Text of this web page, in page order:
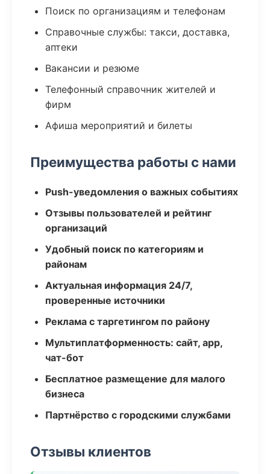
Поиск по организациям и телефонам
Справочные службы: такси, доставка,
аптеки
Вакансии и резюме
Телефонный справочник жителей и
фирм
Афиша мероприятий и билеты
Преимущества работы с нами
Push-уведомления о важных событиях
Отзывы пользователей и рейтинг
организаций
Удобный поиск по категориям и
районам
Актуальная информация 24/7,
проверенные источники
Реклама с таргетингом по району
Мультиплатформенность: сайт, app,
чат-бот
Бесплатное размещение для малого
бизнеса
Партнёрство с городскими службами
Отзывы клиентов